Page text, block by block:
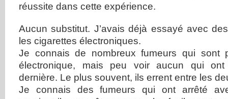
réussite dans cette expérience.
Aucun substitut. J’avais déjà essayé avec
les cigarettes électroniques.
Je connais de nombreux fumeurs qui sont
électronique, mais peu voir aucun qui
dernière. Le plus souvent, ils errent entre les
Je connais des fumeurs qui ont arrêté